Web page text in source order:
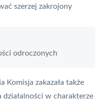
szerzej zakrojony
odroczonych
Komisja zakazała także
w charakterze